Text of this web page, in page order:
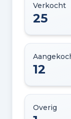
Verkocht
25
12
Overig